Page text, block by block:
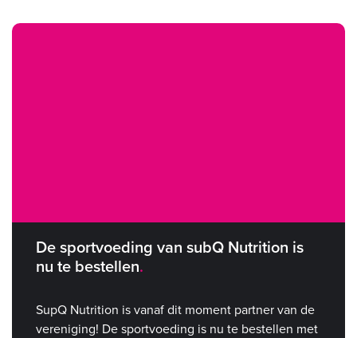
De sportvoeding van subQ Nutrition is
nu te bestellen
SupQ Nutrition is vanaf dit moment partner van de
vereniging! De sportvoeding is nu te bestellen met